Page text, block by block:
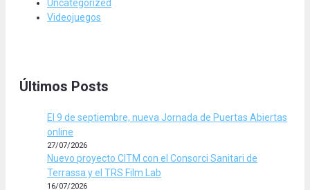
Uncategorized
Videojuegos
Últimos Posts
El 9 de septiembre, nueva Jornada de Puertas Abiertas
online
27/07/2026
Nuevo proyecto CITM con el Consorci Sanitari de
Terrassa y el TRS Film Lab
16/07/2026